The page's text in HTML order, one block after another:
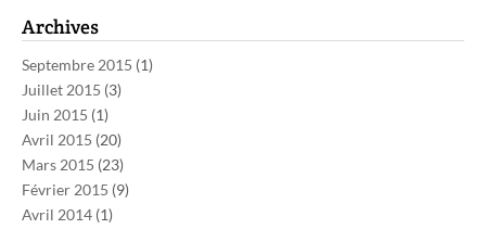
Archives
Septembre 2015 (1)
Juillet 2015 (3)
Juin 2015 (1)
Avril 2015 (20)
Mars 2015 (23)
Février 2015 (9)
Avril 2014 (1)